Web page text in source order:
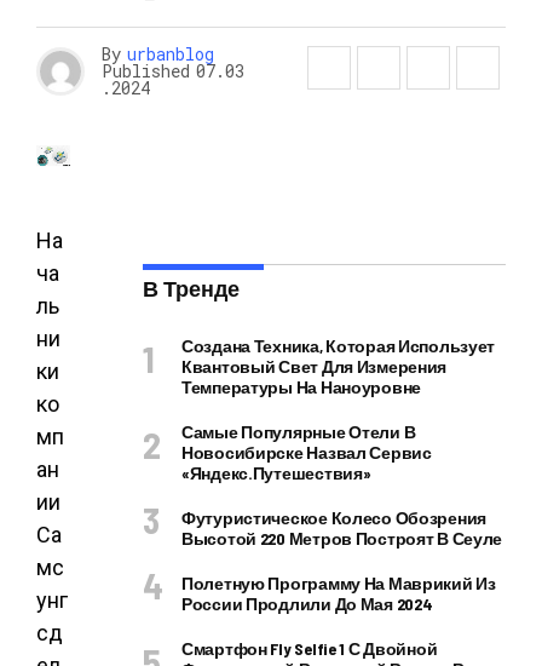
By urbanblog
Published 07.03
.2024
На
ча
ль
ни
ки
ко
мп
ан
ии
Са
мс
унг
сд
В Тренде
Создана Техника, Которая Использует
Квантовый Свет Для Измерения
Температуры На Наноуровне
Самые Популярные Отели В
Новосибирске Назвал Сервис
«Яндекс.Путешествия»
Футуристическое Колесо Обозрения
Высотой 220 Метров Построят В Сеуле
Полетную Программу На Маврикий Из
России Продлили До Мая 2024
Смартфон Fly Selfie 1 С Двойной